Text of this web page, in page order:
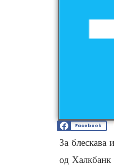
Facebook
За блескава
од Халкбанк